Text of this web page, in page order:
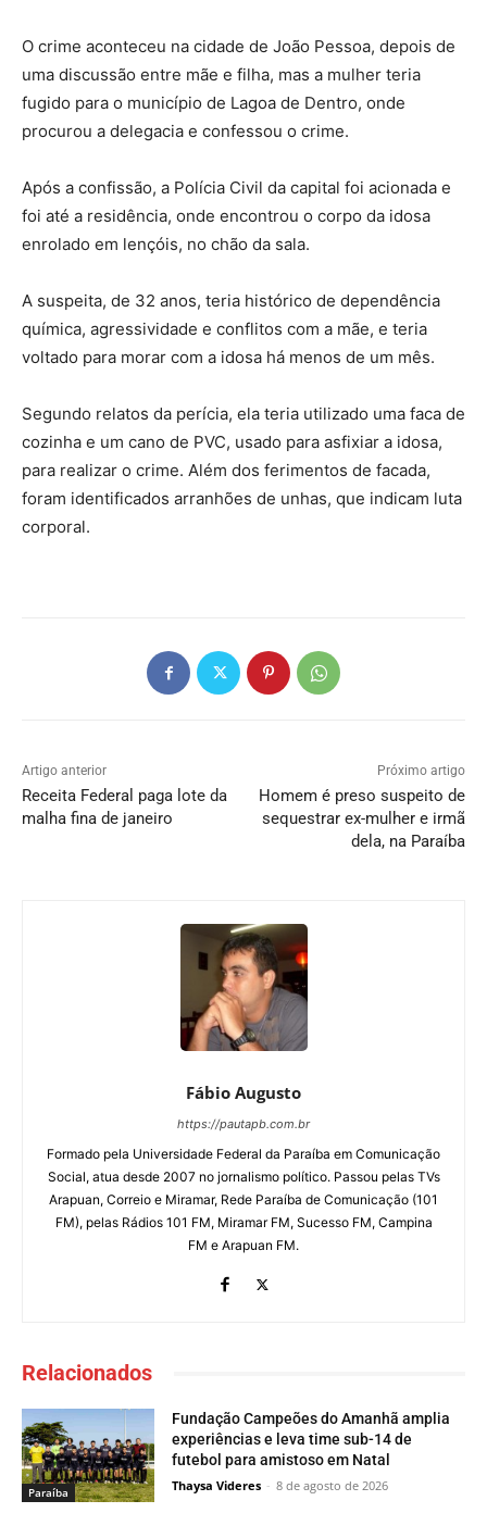
O crime aconteceu na cidade de João Pessoa, depois de
uma discussão entre mãe e filha, mas a mulher teria
fugido para o município de Lagoa de Dentro, onde
procurou a delegacia e confessou o crime.
Após a confissão, a Polícia Civil da capital foi acionada e
foi até a residência, onde encontrou o corpo da idosa
enrolado em lençóis, no chão da sala.
A suspeita, de 32 anos, teria histórico de dependência
química, agressividade e conflitos com a mãe, e teria
voltado para morar com a idosa há menos de um mês.
Segundo relatos da perícia, ela teria utilizado uma faca de
cozinha e um cano de PVC, usado para asfixiar a idosa,
para realizar o crime. Além dos ferimentos de facada,
foram identificados arranhões de unhas, que indicam luta
corporal.
Artigo anterior
Receita Federal paga lote da
malha fina de janeiro
Próximo artigo
Homem é preso suspeito de
sequestrar ex-mulher e irmã
dela, na Paraíba
Fábio Augusto
https://pautapb.com.br
Formado pela Universidade Federal da Paraíba em Comunicação
Social, atua desde 2007 no jornalismo político. Passou pelas TVs
Arapuan, Correio e Miramar, Rede Paraíba de Comunicação (101
FM), pelas Rádios 101 FM, Miramar FM, Sucesso FM, Campina
FM e Arapuan FM.
Relacionados
Paraí­ba
Fundação Campeões do Amanhã amplia
experiências e leva time sub-14 de
futebol para amistoso em Natal
Thaysa Videres - 8 de agosto de 2026